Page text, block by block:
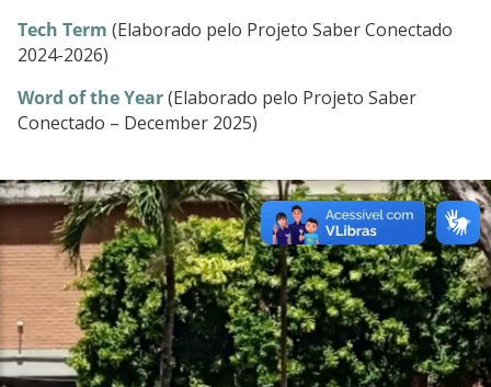
Tech Term (Elaborado pelo Projeto Saber Conectado
2024-2026)
Word of the Year(Elaborado pelo Projeto Saber
Conectado – December 2025)